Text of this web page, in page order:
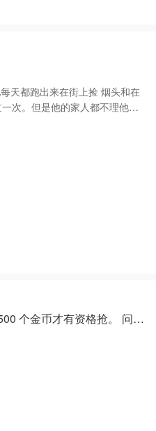
天都跑出来在街上捡 烟头和在
次。但是他的家人都不理他。
通涨越来越高了。 现在都要1500 个金币才有资格抢。 问题是还抢不到。